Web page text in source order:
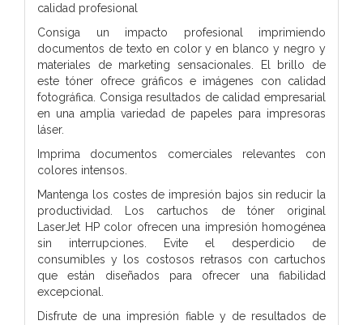
calidad profesional
Consiga un impacto profesional imprimiendo
documentos de texto en color y en blanco y negro y
materiales de marketing sensacionales. El brillo de
este tóner ofrece gráficos e imágenes con calidad
fotográfica. Consiga resultados de calidad empresarial
en una amplia variedad de papeles para impresoras
láser.
Imprima documentos comerciales relevantes con
colores intensos.
Mantenga los costes de impresión bajos sin reducir la
productividad. Los cartuchos de tóner original
LaserJet HP color ofrecen una impresión homogénea
sin interrupciones. Evite el desperdicio de
consumibles y los costosos retrasos con cartuchos
que están diseñados para ofrecer una fiabilidad
excepcional.
Disfrute de una impresión fiable y de resultados de